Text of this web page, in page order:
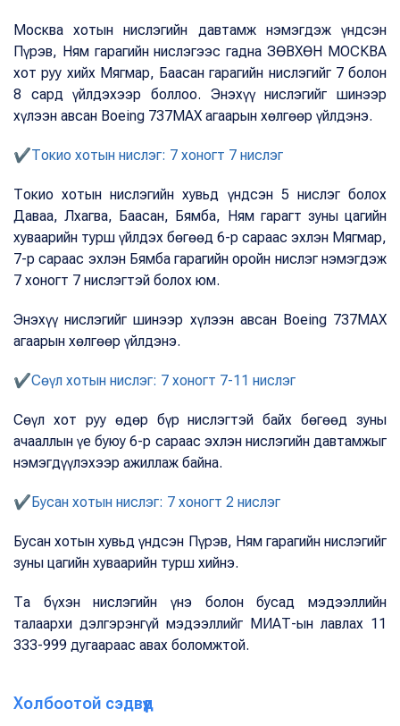
Москва хотын нислэгийн давтамж нэмэгдэж үндсэн
Пүрэв, Ням гарагийн нислэгээс гадна ЗӨВХӨН МОСКВА
хот руу хийх Мягмар, Баасан гарагийн нислэгийг 7 болон
8 сард үйлдэхээр боллоо. Энэхүү нислэгийг шинээр
хүлээн авсан Boeing 737MAX агаарын хөлгөөр үйлдэнэ.
✔Токио хотын нислэг: 7 хоногт 7 нислэг
Токио хотын нислэгийн хувьд үндсэн 5 нислэг болох
Даваа, Лхагва, Баасан, Бямба, Ням гарагт зуны цагийн
хуваарийн турш үйлдэх бөгөөд 6-р сараас эхлэн Мягмар,
7-р сараас эхлэн Бямба гарагийн оройн нислэг нэмэгдэж
7 хоногт 7 нислэгтэй болох юм.
Энэхүү нислэгийг шинээр хүлээн авсан Boeing 737MAX
агаарын хөлгөөр үйлдэнэ.
✔Сөүл хотын нислэг: 7 хоногт 7-11 нислэг
Сөүл хот руу өдөр бүр нислэгтэй байх бөгөөд зуны
ачааллын үе буюу 6-р сараас эхлэн нислэгийн давтамжыг
нэмэгдүүлэхээр ажиллаж байна.
✔Бусан хотын нислэг: 7 хоногт 2 нислэг
Бусан хотын хувьд үндсэн Пүрэв, Ням гарагийн нислэгийг
зуны цагийн хуваарийн турш хийнэ.
Та бүхэн нислэгийн үнэ болон бусад мэдээллийн
талаархи дэлгэрэнгүй мэдээллийг МИАТ-ын лавлах 11
333-999 дугаараас авах боломжтой.
Холбоотой сэдвүүд